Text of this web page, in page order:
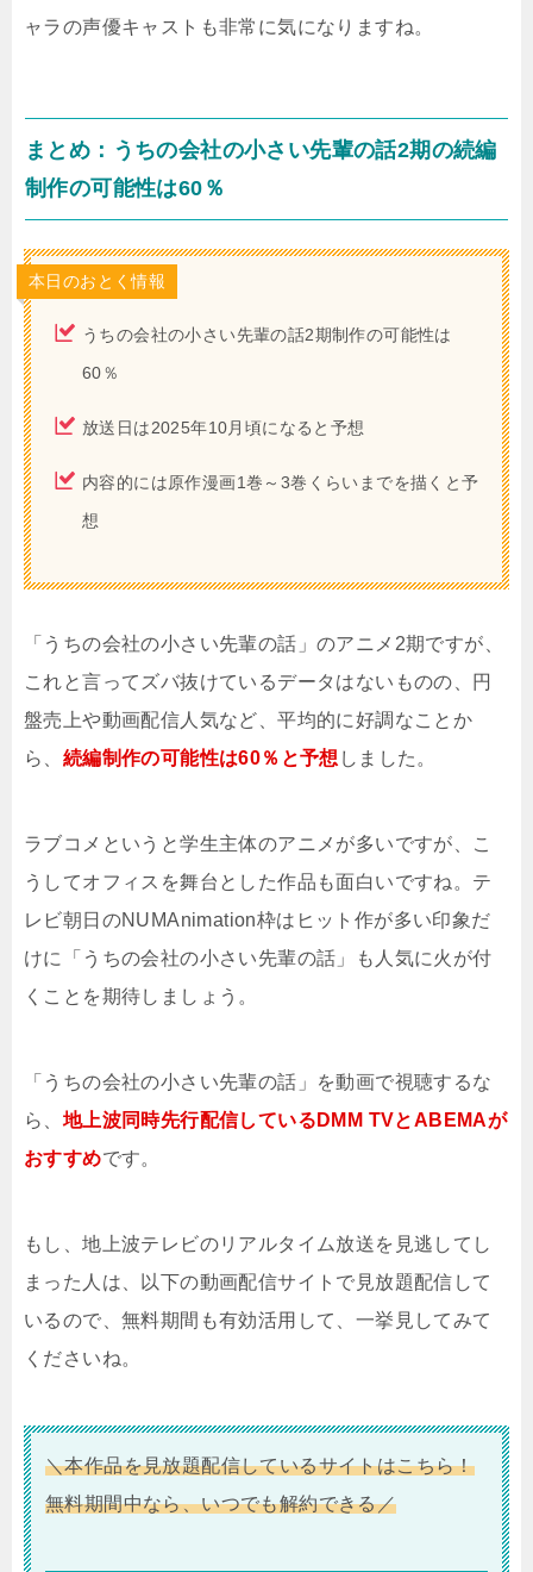
ャラの声優キャストも非常に気になりますね。
まとめ：うちの会社の小さい先輩の話2期の続編
制作の可能性は60％
本日のおとく情報
うちの会社の小さい先輩の話2期制作の可能性は
60％
放送日は2025年10月頃になると予想
内容的には原作漫画1巻～3巻くらいまでを描くと予
想
「うちの会社の小さい先輩の話」のアニメ2期ですが、
これと言ってズバ抜けているデータはないものの、円
盤売上や動画配信人気など、平均的に好調なことか
ら、 続編制作の可能性は60％と予想 しました。
ラブコメというと学生主体のアニメが多いですが、こ
うしてオフィスを舞台とした作品も面白いですね。テ
レビ朝日のNUMAnimation枠はヒット作が多い印象だ
けに「うちの会社の小さい先輩の話」も人気に火が付
くことを期待しましょう。
「うちの会社の小さい先輩の話」を動画で視聴するな
ら、 地上波同時先行配信しているDMM TVとABEMAが
おすすめです。
もし、地上波テレビのリアルタイム放送を見逃してし
まった人は、以下の動画配信サイトで見放題配信して
いるので、無料期間も有効活用して、一挙見してみて
くださいね。
＼本作品を見放題配信しているサイトはこちら！
無料期間中なら、いつでも解約できる／